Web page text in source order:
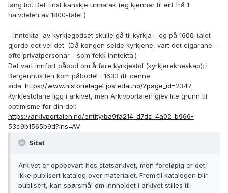
lang tid. Det finst kanskje unnatak (eg kjenner til eitt frå 1.
halvdelen av 1800-talet.)
- inntekta av kyrkjegodset skulle gå til kyrkja - og på 1600-talet
gjorde det vel det. (Då kongen selde kyrkjene, vart det eigarane -
ofte privatpersonar - som fekk inntekta.)
Det vart innført påbod om å føre kyrkjestol (kyrkjerekneskap); i
Bergenhus len kom påbodet i 1633 ifl. denne
sida: https://www.historielaget.jostedal.no/?page_id=2347
Kyrkjestolane ligg i arkivet, men Arkivportalen gjev lite grunn til
optimisme for din del:
https://arkivportalen.no/entity/ba9fa214-d7dc-4a02-b966-
53c9b1565b9d?ins=AV
Sitat
Arkivet er oppbevart hos statsarkivet, men foreløpig er det
ikke publisert katalog over materialet. Frem til katalogen blir
publisert, kan spørsmål om innholdet i arkivet stilles til